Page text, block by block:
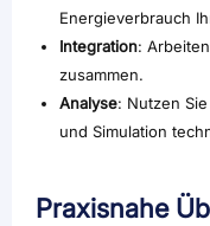
Energieverbrauch
Integration:
zusammen.
Analyse: Nutzen
und Simulation
Praxisnahe